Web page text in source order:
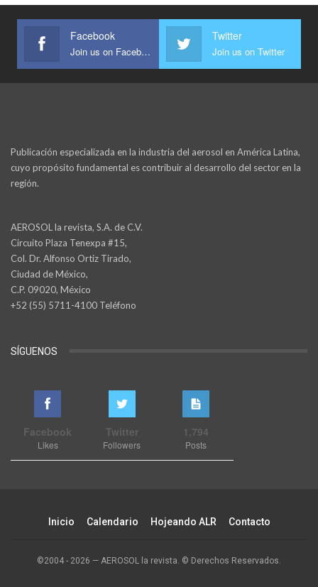
Facebook
Join us on Facebook
Twitter
Join us on Twitter
Publicación especializada en la industria del aerosol en América Latina,
cuyo propósito fundamental es contribuir al desarrollo del sector en la
región.
AEROSOL la revista, S.A. de C.V.
Circuito Plaza Tenexpa #15,
Col. Dr. Alfonso Ortiz Tirado,
Ciudad de México,
C.P. 09020, México
+52 (55) 5711-4100 Teléfono
SÍGUENOS
Facebook
Likes
Twitter
Followers
1,794
Posts
Inicio Calendario Hojeando ALR Contacto
©2004 - 2026 — AEROSOL la revista. © Derechos Reservados.